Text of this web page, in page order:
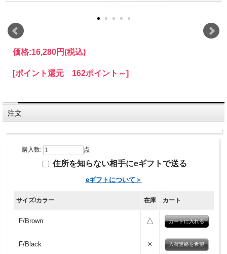
価格:16,280円(税込)
[ポイント還元 162ポイント～]
注文
購入数: 点
住所を知らない相手にeギフトで送る
eギフトについて＞
サイズ/カラー 在庫 カート
F/Brown △
F/Black × 入荷連絡を希望